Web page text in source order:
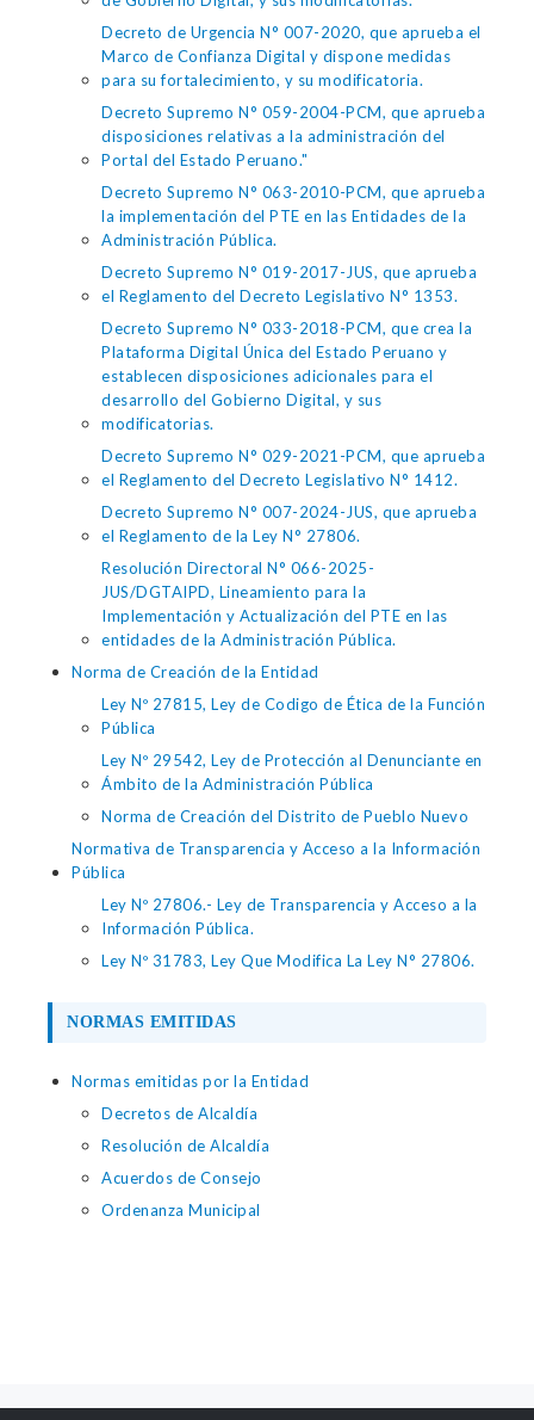
Decreto de Urgencia N° 007-2020, que aprueba el
Marco de Confianza Digital y dispone medidas
para su fortalecimiento, y su modificatoria.
Decreto Supremo N° 059-2004-PCM, que aprueba
disposiciones relativas a la administración del
Portal del Estado Peruano."
Decreto Supremo N° 063-2010-PCM, que aprueba
la implementación del PTE en las Entidades de la
Administración Pública.
Decreto Supremo N° 019-2017-JUS, que aprueba
el Reglamento del Decreto Legislativo N° 1353.
Decreto Supremo N° 033-2018-PCM, que crea la
Plataforma Digital Única del Estado Peruano y
establecen disposiciones adicionales para el
desarrollo del Gobierno Digital, y sus
modificatorias.
Decreto Supremo N° 029-2021-PCM, que aprueba
el Reglamento del Decreto Legislativo N° 1412.
Decreto Supremo N° 007-2024-JUS, que aprueba
el Reglamento de la Ley N° 27806.
Resolución Directoral N° 066-2025-
JUS/DGTAIPD, Lineamiento para la
Implementación y Actualización del PTE en las
entidades de la Administración Pública.
Norma de Creación de la Entidad
Ley Nº 27815, Ley de Codigo de Ética de la Función
Pública
Ley Nº 29542, Ley de Protección al Denunciante en
Ámbito de la Administración Pública
Norma de Creación del Distrito de Pueblo Nuevo
Normativa de Transparencia y Acceso a la Información
Pública
Ley Nº 27806.- Ley de Transparencia y Acceso a la
Información Pública.
Ley Nº 31783, Ley Que Modifica La Ley N° 27806.
NORMAS EMITIDAS
Normas emitidas por la Entidad
Decretos de Alcaldía
Resolución de Alcaldía
Acuerdos de Consejo
Ordenanza Municipal